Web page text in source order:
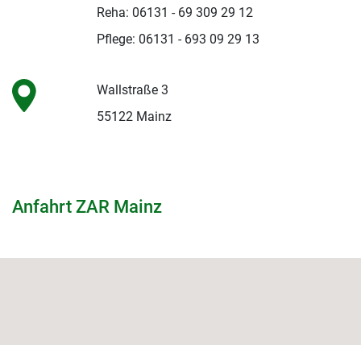
Wallstraße 3
55122 Mainz
Reha: 06131 - 69 309 29 12
Pflege: 06131 - 693 09 29 13
Anfahrt ZAR Mainz